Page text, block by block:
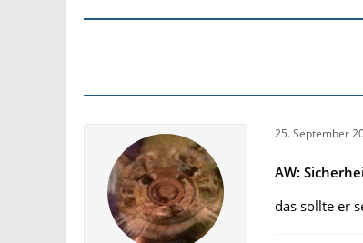
25. September
AW:
das sollte er